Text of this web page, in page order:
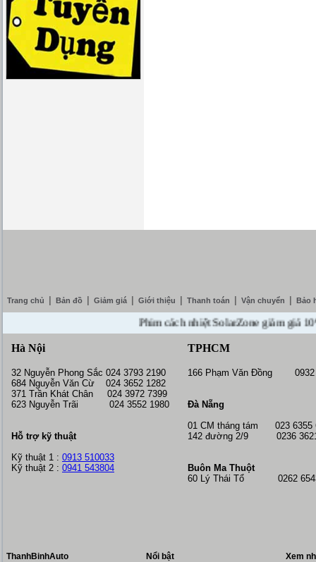
Trang chủ Bản đồ Giảm giá Giới thiệu Thanh toán Vận chuyển Bảo
Phim cách nhiệt SolarZone giảm giá 10%
Hà Nội
32 Nguyễn Phong Sắc 024 3793 2190
684 Nguyễn Văn Cừ 024 3652 1282
371 Trần Khát Chân 024 3972 7399
623 Nguyễn Trãi 024 3552 1980
Hỗ trợ kỹ thuật
Kỹ thuật 1 : 0913 510033
Kỹ thuật 2 : 0941 543804
TPHCM
166 Phạm Văn Đồng 0932
Đà Nẵng
01 CM tháng tám 023 6355
142 đường 2/9 0236
Buôn Ma Thuột
60 Lý Thái Tổ 0262
ThanhBinhAuto Nổi bật Xem